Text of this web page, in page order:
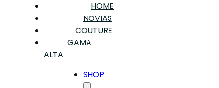
HOME
NOVIAS
COUTURE
GAMA
ALTA
SHOP